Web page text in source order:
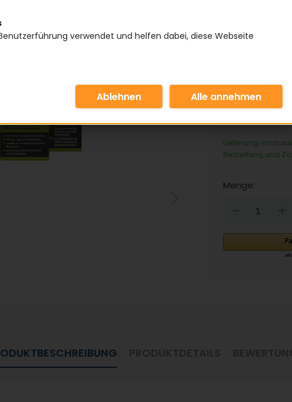
24ML,
Artikelnummer:
inkl. 19% MwSt zzgl.
645,42€/pro L
Lieferung
Bestellung und
Menge:
Down
verwendet und helfen dabei, diese Webseite